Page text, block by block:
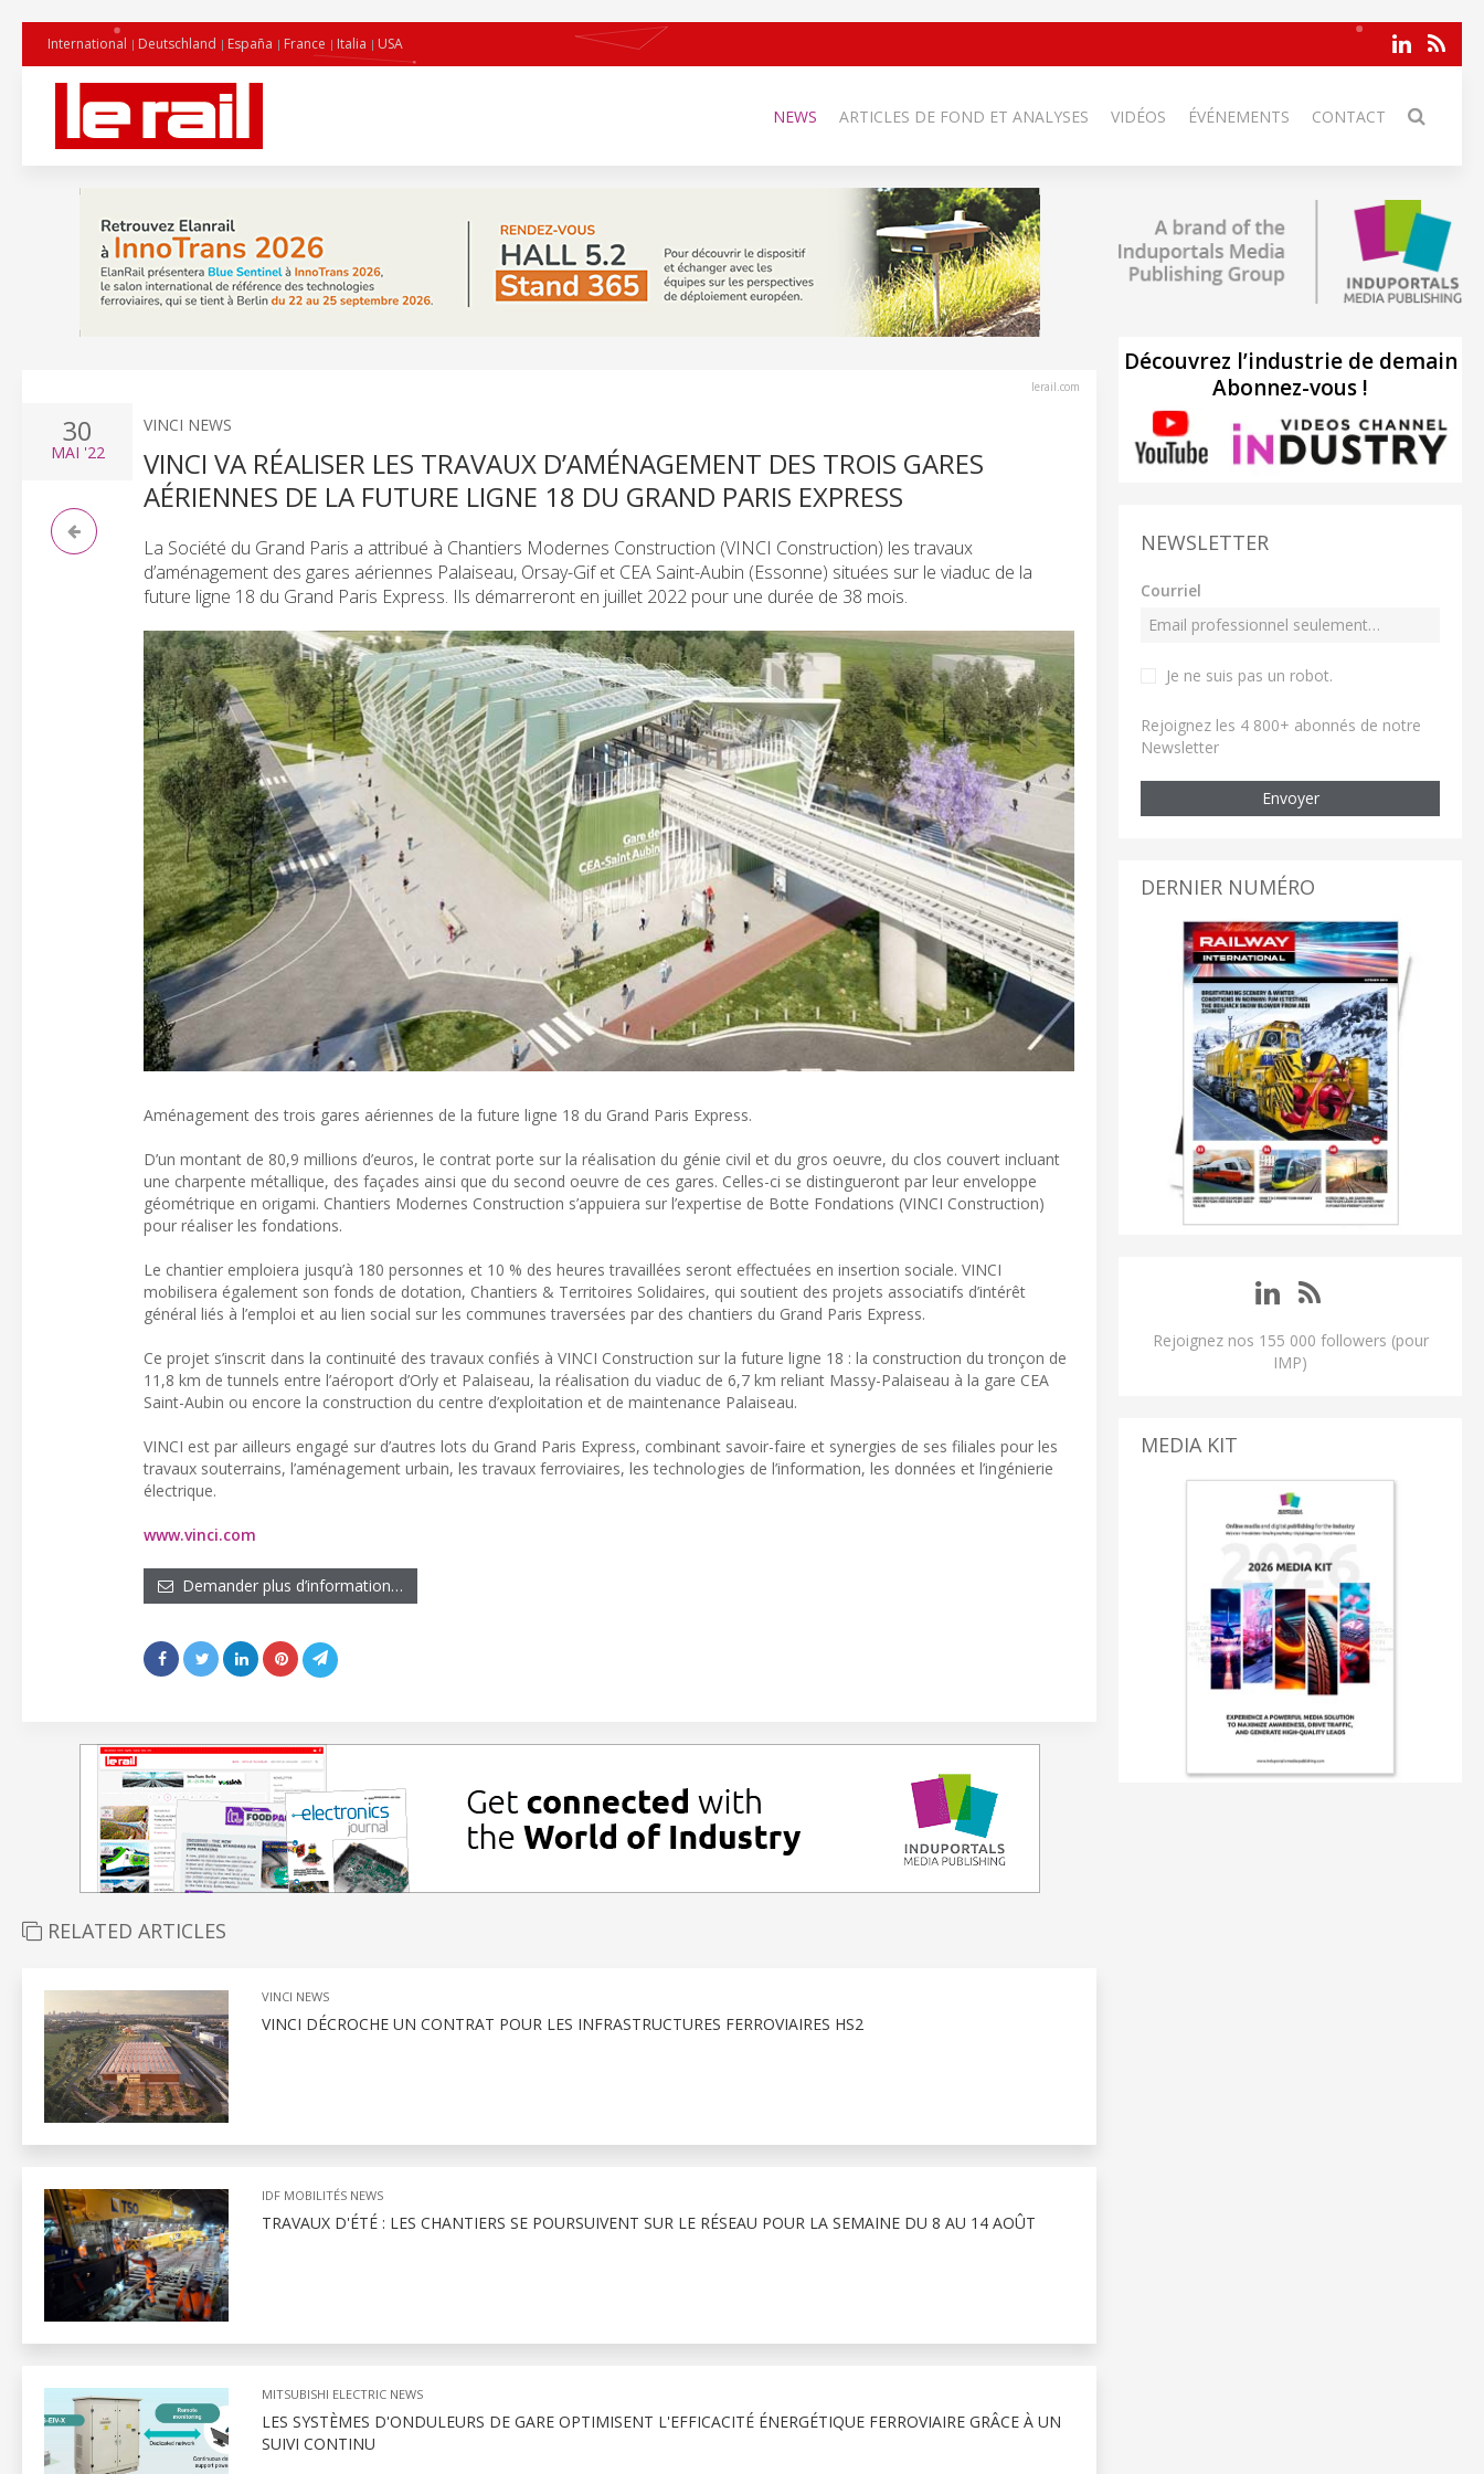
International Deutschland España France Italia USA
NEWS ARTICLES DE FOND ET ANALYSES VIDÉOS ÉVÉNEMENTS CONTACT
lerail.com
30
MAI '22
VINCI NEWS
VINCI VA RÉALISER LES TRAVAUX D’AMÉNAGEMENT DES TROIS GARES
AÉRIENNES DE LA FUTURE LIGNE 18 DU GRAND PARIS EXPRESS
La Société du Grand Paris a attribué à Chantiers Modernes Construction (VINCI Construction) les travaux
d’aménagement des gares aériennes Palaiseau, Orsay-Gif et CEA Saint-Aubin (Essonne) situées sur le viaduc de la
future ligne 18 du Grand Paris Express. Ils démarreront en juillet 2022 pour une durée de 38 mois.
Aménagement des trois gares aériennes de la future ligne 18 du Grand Paris Express.
D’un montant de 80,9 millions d’euros, le contrat porte sur la réalisation du génie civil et du gros oeuvre, du clos couvert incluant
une charpente métallique, des façades ainsi que du second oeuvre de ces gares. Celles-ci se distingueront par leur enveloppe
géométrique en origami. Chantiers Modernes Construction s’appuiera sur l’expertise de Botte Fondations (VINCI Construction)
pour réaliser les fondations.
Le chantier emploiera jusqu’à 180 personnes et 10 % des heures travaillées seront effectuées en insertion sociale. VINCI
mobilisera également son fonds de dotation, Chantiers & Territoires Solidaires, qui soutient des projets associatifs d’intérêt
général liés à l’emploi et au lien social sur les communes traversées par des chantiers du Grand Paris Express.
Ce projet s’inscrit dans la continuité des travaux confiés à VINCI Construction sur la future ligne 18 : la construction du tronçon de
11,8 km de tunnels entre l’aéroport d’Orly et Palaiseau, la réalisation du viaduc de 6,7 km reliant Massy-Palaiseau à la gare CEA
Saint-Aubin ou encore la construction du centre d’exploitation et de maintenance Palaiseau.
VINCI est par ailleurs engagé sur d’autres lots du Grand Paris Express, combinant savoir-faire et synergies de ses filiales pour les
travaux souterrains, l’aménagement urbain, les travaux ferroviaires, les technologies de l’information, les données et l’ingénierie
électrique.
www.vinci.com
Demander plus d’information…
RELATED ARTICLES
VINCI NEWS
VINCI DÉCROCHE UN CONTRAT POUR LES INFRASTRUCTURES FERROVIAIRES HS2
IDF MOBILITÉS NEWS
TRAVAUX D'ÉTÉ : LES CHANTIERS SE POURSUIVENT SUR LE RÉSEAU POUR LA SEMAINE DU 8 AU 14 AOÛT
MITSUBISHI ELECTRIC NEWS
LES SYSTÈMES D'ONDULEURS DE GARE OPTIMISENT L'EFFICACITÉ ÉNERGÉTIQUE FERROVIAIRE GRÂCE À UN
SUIVI CONTINU
Découvrez l’industrie de demain
Abonnez-vous !
NEWSLETTER
Courriel
Je ne suis pas un robot.
Rejoignez les 4 800+ abonnés de notre
Newsletter
Envoyer
DERNIER NUMÉRO
Rejoignez nos 155 000 followers (pour
IMP)
MEDIA KIT